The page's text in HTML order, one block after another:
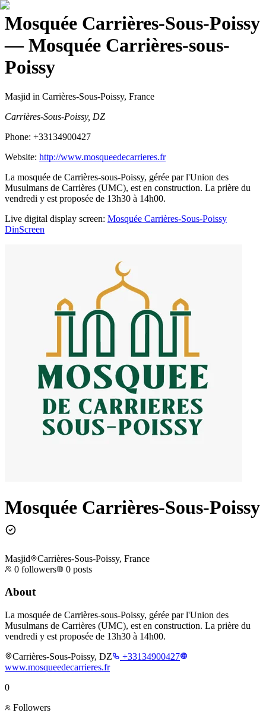
Mosquée Carrières-Sous-Poissy
— Mosquée Carrières-sous-
Poissy
Masjid in Carrières-Sous-Poissy, France
Carrières-Sous-Poissy, DZ
Phone: +33134900427
Website: http://www.mosqueedecarrieres.fr
La mosquée de Carrières-sous-Poissy, gérée par l'Union des
Musulmans de Carrières (UMC), est en construction. La prière du
vendredi y est proposée de 13h30 à 14h00.
Live digital display screen: Mosquée Carrières-Sous-Poissy
DinScreen
Mosquée Carrières-Sous-Poissy
Masjid
Carrières-Sous-Poissy, France
0 followers 0 posts
About
La mosquée de Carrières-sous-Poissy, gérée par l'Union des
Musulmans de Carrières (UMC), est en construction. La prière du
vendredi y est proposée de 13h30 à 14h00.
Carrières-Sous-Poissy, DZ
+33134900427
www.mosqueedecarrieres.fr
0
Followers